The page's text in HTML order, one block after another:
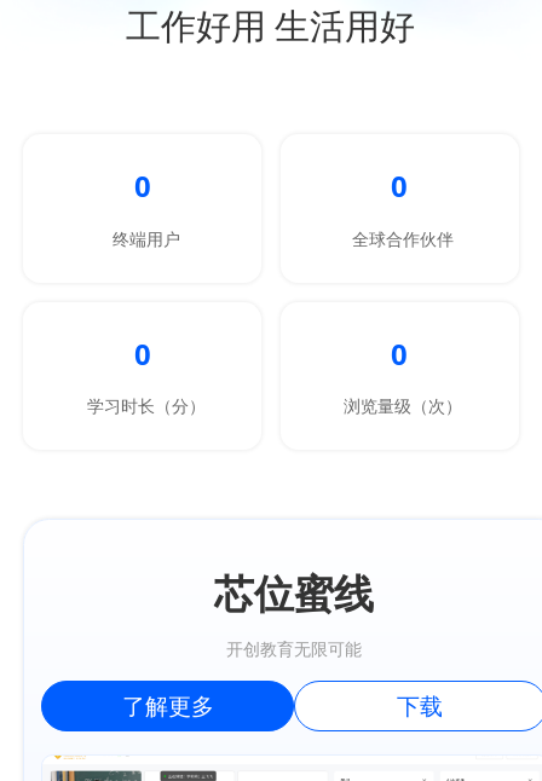
工作好用 生活用好
0
终端用户
0
全球合作伙伴
0
学习时长（分）
0
浏览量级（次）
芯位蜜线
开创教育无限可能
了解更多 下载